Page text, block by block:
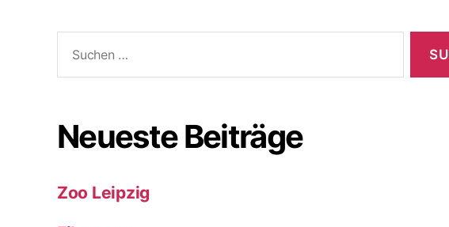
nach:
Neueste Beiträge
Zoo Leipzig